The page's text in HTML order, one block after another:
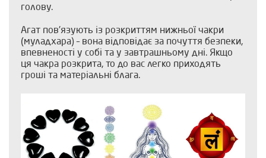
голову.
Агат пов'язують із розкриттям нижньої чакри
(муладхара) – вона відповідає за почуття безпеки,
впевненості у собі та у завтрашньому дні. Якщо
ця чакра розкрита, то до вас легко приходять
гроші та матеріальні блага.